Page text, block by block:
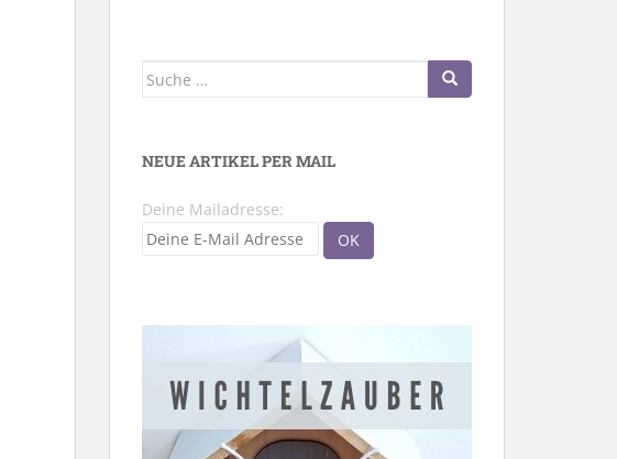
Suche
NEUE ARTIKEL PER MAIL
Deine Mailadresse: